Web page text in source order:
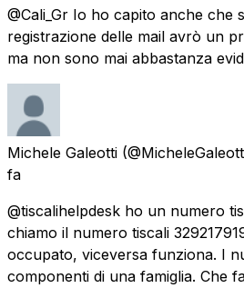
@Cali_Gr Io ho capito anche che
registrazione delle mail avrò un
ma non sono mai abbastanza
Michele Galeotti
fa
@tiscalihelpdesk ho un numero
chiamo il numero tiscali
occupato, viceversa funziona. I
componenti di una famiglia. Che